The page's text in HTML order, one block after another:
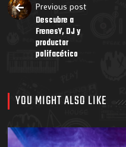
Previous post
Descubre a
FrenesY, DJ y
productor
polifacético
YOU MIGHT ALSO LIKE